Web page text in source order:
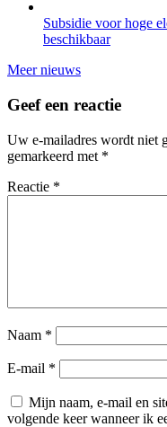
Subsidie voor hoge
beschikbaar
Meer nieuws
Geef een reactie
Uw e-mailadres wordt niet
gemarkeerd met *
Reactie *
Naam *
E-mail *
Mijn naam, e-mail en
volgende keer wanneer ik